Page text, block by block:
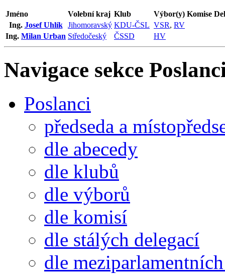
Jméno Volební kraj Klub Výbor(y) Komise
Ing. Josef Uhlík Jihomoravský KDU-ČSL VSR, RV
Ing. Milan Urban Středočeský ČSSD HV
Navigace sekce
Poslanci
předseda a
dle abecedy
dle klubů
dle výborů
dle komisí
dle stálých delegací
dle